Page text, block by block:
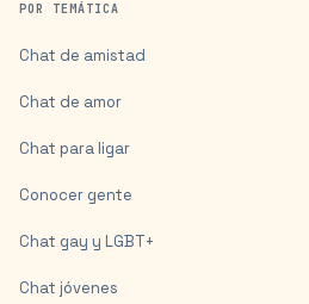
POR TEMÁTICA
Chat de amistad
Chat de amor
Chat para ligar
Conocer gente
Chat gay y LGBT+
Chat jóvenes